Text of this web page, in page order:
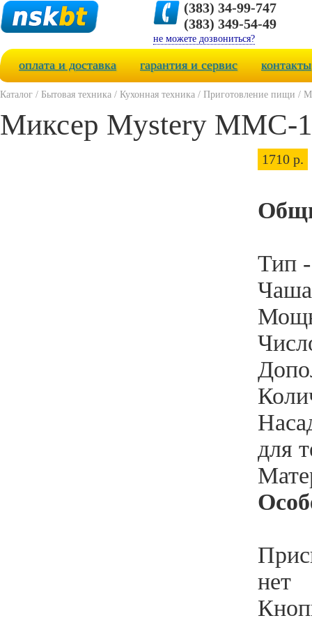
(383) 34-99-747
(383) 349-54-49
не можете дозвониться?
оплата и доставка гарантия и сервис контакты
Каталог / Бытовая техника / Кухонная техника / Приготовление пищи /
Миксер Mystery MMC-
1710 р.
Тип
для
нет